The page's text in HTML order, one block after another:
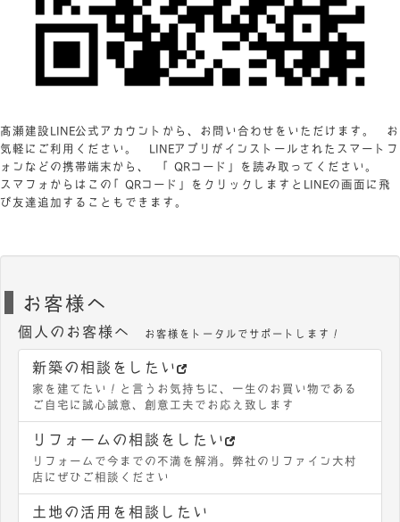
髙瀬建設LINE公式アカウントから、お問い合わせをいただけます。 お
気軽にご利用ください。 LINEアプリがインストールされたスマートフ
ォンなどの携帯端末から、 「QRコード」を読み取ってください。
スマフォからはこの「QRコード」をクリックしますとLINEの画面に飛
び友達追加することもできます。
お客様へ
個人のお客様へ お客様をトータルでサポートします！
新築の相談をしたい
家を建てたい！と言うお気持ちに、一生のお買い物である
ご自宅に誠心誠意、創意工夫でお応え致します
リフォームの相談をしたい
リフォームで今までの不満を解消。弊社のリファイン大村
店にぜひご相談ください
土地の活用を相談したい